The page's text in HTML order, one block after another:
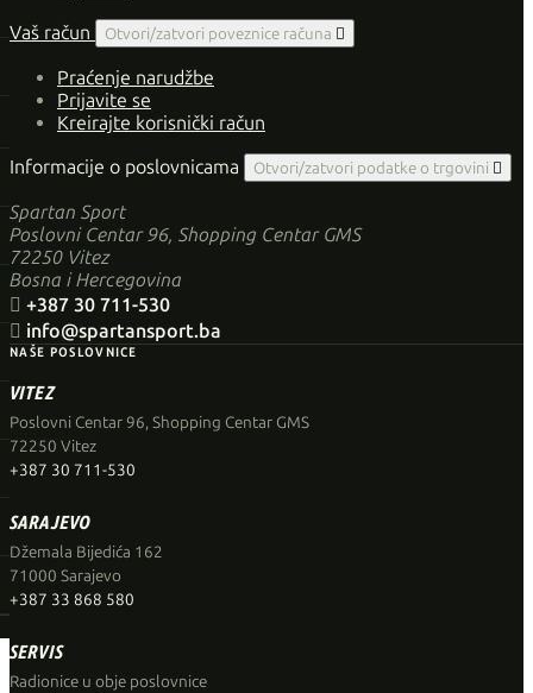
Vaš račun
Otvori/zatvori poveznice računa 
Praćenje narudžbe
Prijavite se
Kreirajte korisnički račun
Informacije o poslovnicama
Otvori/zatvori podatke o trgovini 
Spartan Sport
Poslovni Centar 96, Shopping Centar GMS
72250 Vitez
Bosna i Hercegovina
 +387 30 711-530
 info@spartansport.ba
NAŠE POSLOVNICE
VITEZ
Poslovni Centar 96, Shopping Centar GMS
72250 Vitez
+387 30 711-530
SARAJEVO
Džemala Bijedića 162
71000 Sarajevo
+387 33 868 580
SERVIS
Radionice u obje poslovnice